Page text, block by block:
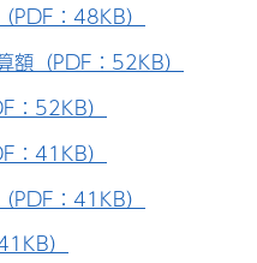
PDF：48KB）
額（PDF：52KB）
：52KB）
：41KB）
PDF：41KB）
）